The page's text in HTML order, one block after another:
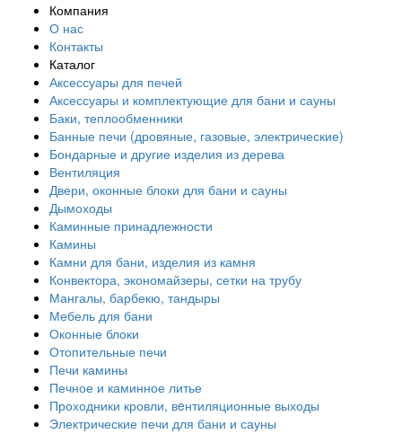
Компания
О нас
Контакты
Каталог
Аксессуары для печей
Аксессуары и комплектующие для бани и сауны
Баки, теплообменники
Банные печи (дровяные, газовые, электрические)
Бондарные и другие изделия из дерева
Вентиляция
Двери, оконные блоки для бани и сауны
Дымоходы
Каминные принадлежности
Камины
Камни для бани, изделия из камня
Конвектора, экономайзеры, сетки на трубу
Мангалы, барбекю, тандыры
Мебель для бани
Оконные блоки
Отопительные печи
Печи камины
Печное и каминное литье
Проходники кровли, вeнтиляционные выходы
Электрические печи для бани и сауны